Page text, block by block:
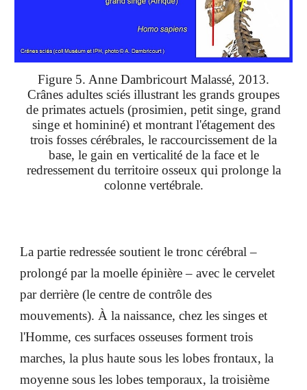
Figure 5. Anne Dambricourt Malassé, 2013.
Crânes adultes sciés illustrant les grands groupes
de primates actuels (prosimien, petit singe, grand
singe et homininé) et montrant l'étagement des
trois fosses cérébrales, le raccourcissement de la
base, le gain en verticalité de la face et le
redressement du territoire osseux qui prolonge la
colonne vertébrale.
La partie redressée soutient le tronc cérébral –
prolongé par la moelle épinière – avec le cervelet
par derrière (le centre de contrôle des
mouvements). À la naissance, chez les singes et
l'Homme, ces surfaces osseuses forment trois
marches, la plus haute sous les lobes frontaux, la
moyenne sous les lobes temporaux, la troisième